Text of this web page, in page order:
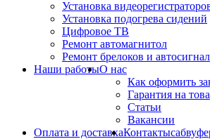
Установка
Установка подогрева сидений
Цифровое ТВ
Ремонт автомагнитол
Ремонт брелоков и
Наши работыО нас
Как оформить
Гарантия на
Статьи
Вакансии
Оплата и доставкаКонтакты